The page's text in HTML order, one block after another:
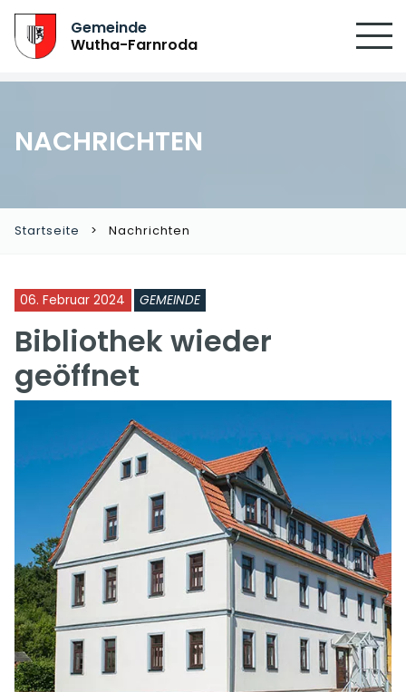
Gemeinde
Wutha-Farnroda
NACHRICHTEN
Startseite Nachrichten
06. Februar 2024 GEMEINDE
Bibliothek wieder
geöffnet